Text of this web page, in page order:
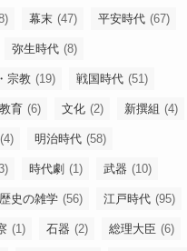
幕末 (47) 平安時代 (67)
弥生時代 (8)
宗教 (19) 戦国時代 (51)
教育 (6) 文化 (2) 新撰組 (4)
(4) 明治時代 (58)
時代劇 (1) 武器 (10)
歴史の雑学 (56) 江戸時代 (95)
(1) 石器 (2) 総理大臣 (6)